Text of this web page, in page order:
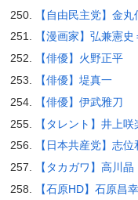
【自由民主党】金丸
【漫画家】弘兼憲
【俳優】火野正平
【俳優】堤真一
【俳優】伊武雅刀
【タレント】井上咲
【日本共産党】志位
【タカガワ】高川晶
【石原HD】石原昌幸